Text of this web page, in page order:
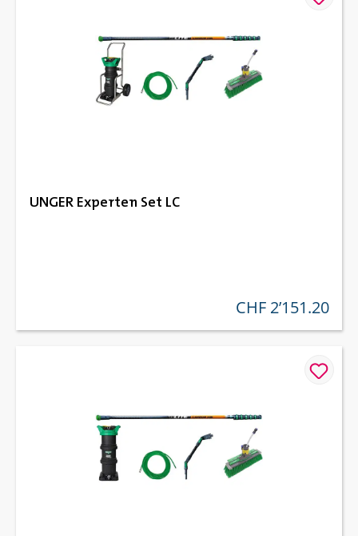
UNGER Experten Set LC
regulärer preis:
CHF 2’151.20